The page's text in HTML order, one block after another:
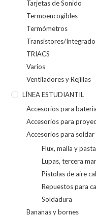
Tarjetas de Sonido
Termoencogibles
Termómetros
Transistores/
TRIACS
Varios
Ventiladores y Rejillas
LÍNEA ESTUDIANTIL
Accesorios para
Accesorios para
Accesorios para soldar
Flux, malla y
Lupas, tercera
Pistolas de aire
Repuestos para
Soldadura
Bananas y bornes